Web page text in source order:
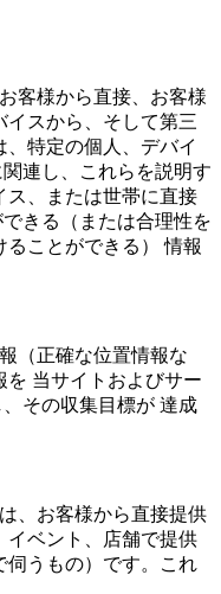
客様から直接、お客様
イスから、そして第三
特定の個人、デバイ
連し、これらを説明す
ス、または世帯に直接
きる（または合理性を
ることができる） 情報
（正確な位置情報な
を 当サイトおよびサー
その収集目標が 達成
、お客様から直接提供
イベント、店舗で提供
伺うもの）です。これ